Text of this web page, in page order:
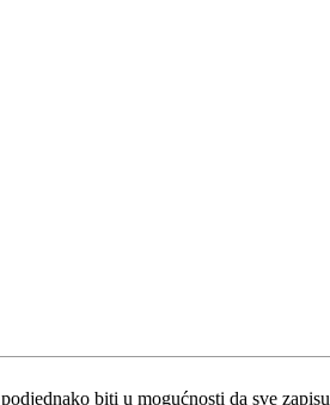
biti u mogućnosti da sve